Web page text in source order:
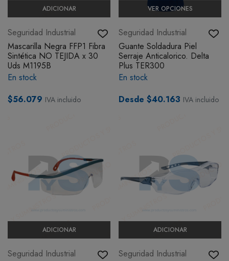
ADICIONAR
Seguridad Industrial
Mascarilla Negra FFP1 Fibra
Sintética NO TEJIDA x 30
Uds M1195B
En stock
$56.079 IVA incluido
VER OPCIONES
Seguridad Industrial
Guante Soldadura Piel
Serraje Anticalorico. Delta
Plus TER300
En stock
Desde $40.163 IVA incluido
ADICIONAR
Seguridad Industrial
ADICIONAR
Seguridad Industrial